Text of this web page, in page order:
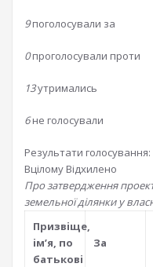
9поголосували за
0проголосували проти
13утримались
6не голосували
Результати голосування:
Вцілому Відхилено
Про затвердження
земельної ділянки у
Призвiще,
iм’я, по
батьковi
За